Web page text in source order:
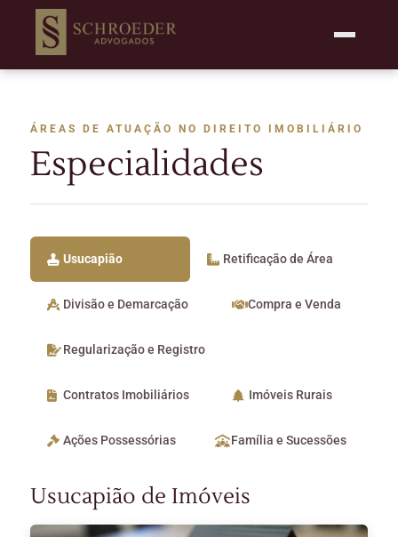
ÁREAS DE ATUAÇÃO NO DIREITO IMOBILIÁRIO
Especialidades
Usucapião Retificação de Área
Divisão e Demarcação Compra e Venda
Regularização e Registro
Contratos Imobiliários Imóveis Rurais
Ações Possessórias Família e Sucessões
Usucapião de Imóveis